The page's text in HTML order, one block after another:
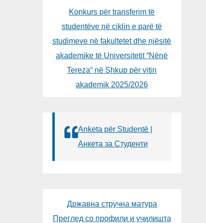
Konkurs për transferim të
studentëve në ciklin e parë të
studimeve në fakultetet dhe njësitë
akademike të Universitetit “Nënë
Tereza“ në Shkup për vitin
akademik 2025/2026
Anketa për Studentë |
Анкета за Студенти
Државна стручна матура
Преглед со профили и училишта